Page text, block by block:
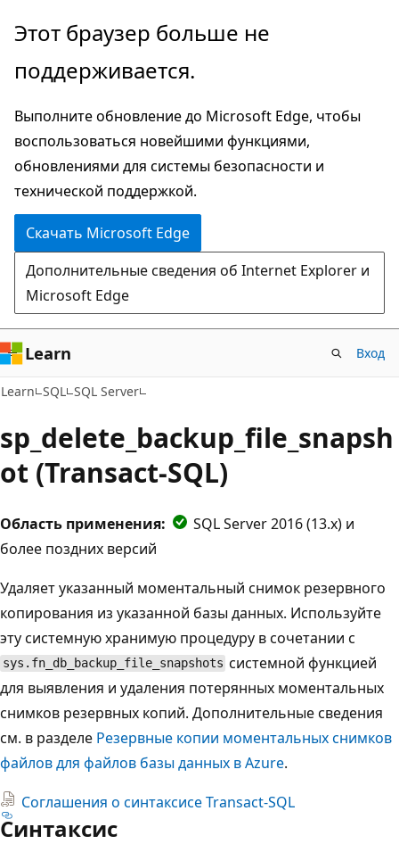
Пропустить
перейти
основному
содержимому
Этот браузер больше не
поддерживается.
Выполните обновление до Microsoft Edge, чтобы
воспользоваться новейшими функциями,
обновлениями для системы безопасности и
технической поддержкой.
Скачать Microsoft Edge
Дополнительные сведения об Internet Explorer и
Microsoft Edge
Learn Вход
Learn SQL SQL Server
sp_delete_backup_file_snapsh
ot (Transact-SQL)
Область применения:
SQL Server 2016 (13.x) и
более поздних версий
Удаляет указанный моментальный снимок резервного
копирования из указанной базы данных. Используйте
эту системную хранимую процедуру в сочетании с
sys.fn_db_backup_file_snapshots системной функцией
для выявления и удаления потерянных моментальных
снимков резервных копий. Дополнительные сведения
см. в разделе Резервные копии моментальных снимков
файлов для файлов базы данных в Azure.
Соглашения о синтаксисе Transact-SQL
Синтаксис